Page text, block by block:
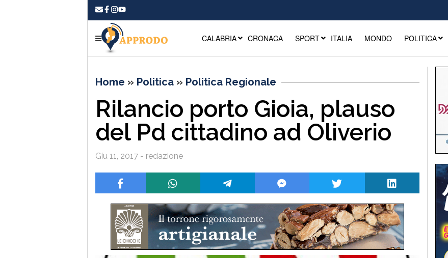
CALABRIA CRONACA SPORT ITALIA MONDO POLITICA
Home » Politica » Politica Regionale
Rilancio porto Gioia, plauso
del Pd cittadino ad Oliverio
Giu 11, 2017 - redazione